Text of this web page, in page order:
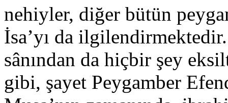
nehiyler, diğer bütün
İsa’yı da
sânından da hiçbir şey
gibi, şayet Peygamber